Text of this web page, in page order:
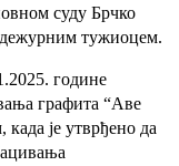
суду Брчко
тужиоцем.
године
графита “Аве
када је утврђено да